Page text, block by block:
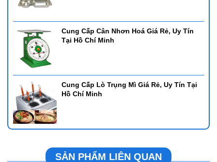
Cung Cấp Cân Nhơn Hoá Giá Rẻ, Uy Tín
Tại Hồ Chí Minh
Cung Cấp Lò Trụng Mì Giá Rẻ, Uy Tín Tại
Hồ Chí Minh
SẢN PHẨM LIÊN QUAN